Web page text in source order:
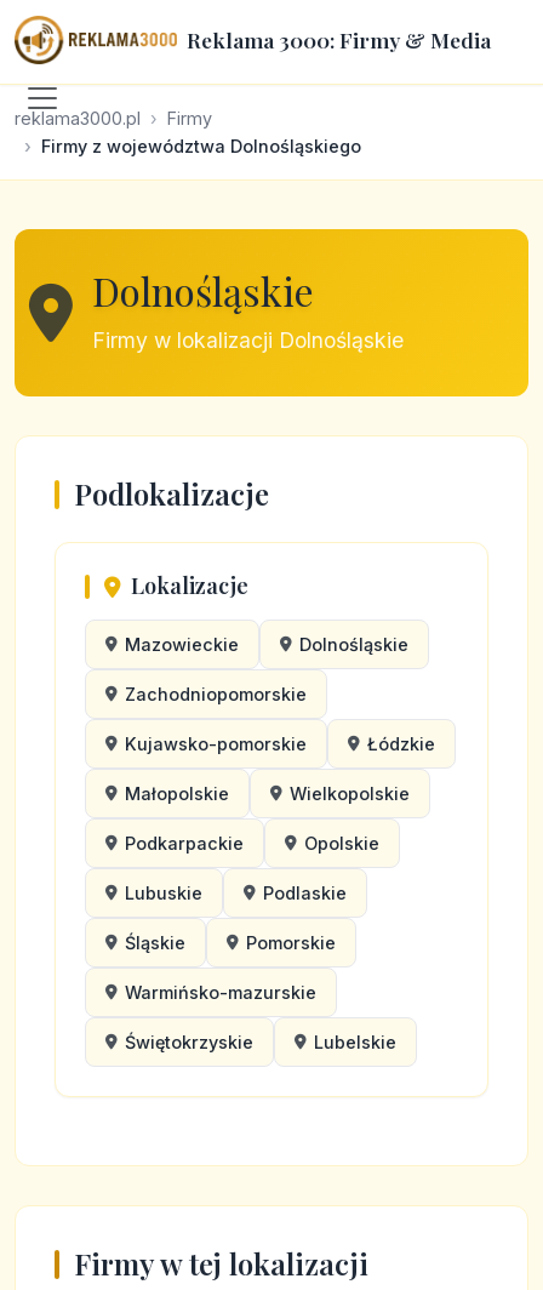
Reklama 3000: Firmy & Media
reklama3000.pl
Firmy
Firmy z województwa Dolnośląskiego
Dolnośląskie
Firmy w lokalizacji Dolnośląskie
Podlokalizacje
Lokalizacje
Mazowieckie Dolnośląskie
Zachodniopomorskie
Kujawsko-pomorskie Łódzkie
Małopolskie Wielkopolskie
Podkarpackie Opolskie
Lubuskie Podlaskie
Śląskie Pomorskie
Warmińsko-mazurskie
Świętokrzyskie Lubelskie
Firmy w tej lokalizacji